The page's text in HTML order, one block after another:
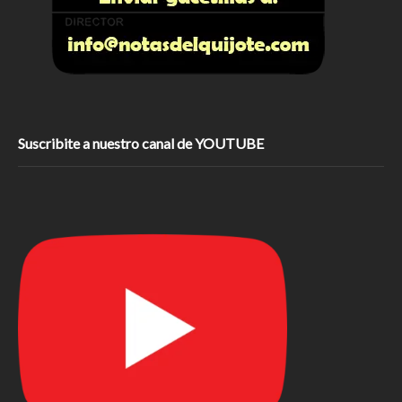
Suscribite a nuestro canal de YOUTUBE